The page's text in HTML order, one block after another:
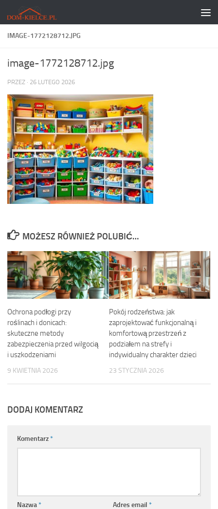
Skip to content
IMAGE-1772128712.JPG
image-1772128712.jpg
PRZEZ · 26 LUTEGO 2026
MOŻESZ RÓWNIEŻ POLUBIĆ…
Ochrona podłogi przy
roślinach i donicach:
skuteczne metody
zabezpieczenia przed wilgocią
i uszkodzeniami
9 KWIETNIA 2026
Pokój rodzeństwa: jak
zaprojektować funkcjonalną i
komfortową przestrzeń z
podziałem na strefy i
indywidualny charakter dzieci
23 STYCZNIA 2026
DODAJ KOMENTARZ
Komentarz*
Nazwa* Adres email *